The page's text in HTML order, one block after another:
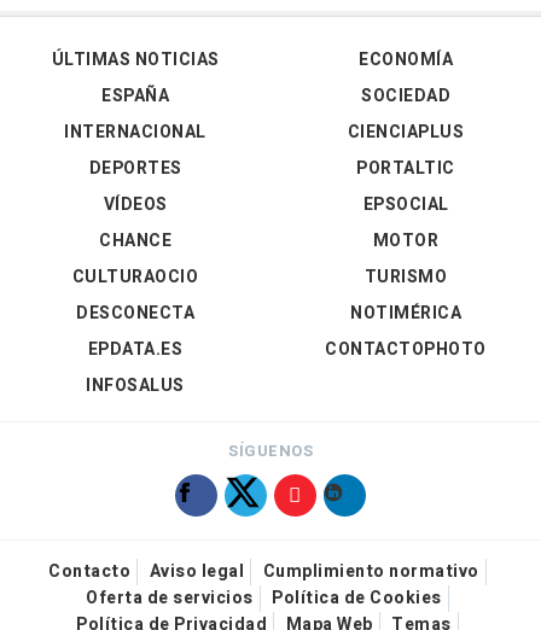
ÚLTIMAS NOTICIAS
ESPAÑA
INTERNACIONAL
DEPORTES
VÍDEOS
ECONOMÍA
SOCIEDAD
CIENCIAPLUS
PORTALTIC
EPSOCIAL
CHANCE
CULTURAOCIO
DESCONECTA
EPDATA.ES
INFOSALUS
MOTOR
TURISMO
NOTIMÉRICA
CONTACTOPHOTO
SÍGUENOS
Contacto Aviso legal
Cumplimiento normativo
Oferta de servicios
Política de Cookies
Política de Privacidad
Mapa Web Temas